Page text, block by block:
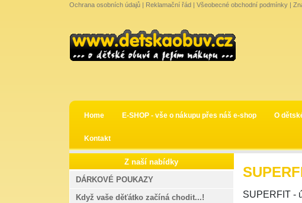
Ochrana osobních údajů | Reklamační řád | Všeobecné obchodní podmínky |
Home E-SHOP - vše o nákupu přes náš e-shop O
Kontakt
SUPERFIT -
Z naší nabídky
DÁRKOVÉ POUKAZY
Když vaše děťátko začíná chodit...!